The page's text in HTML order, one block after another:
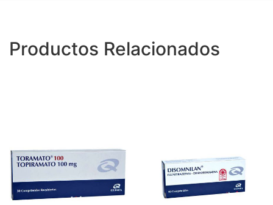
Productos Relacionados